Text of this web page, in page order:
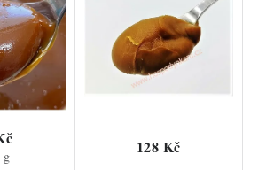
128 Kč